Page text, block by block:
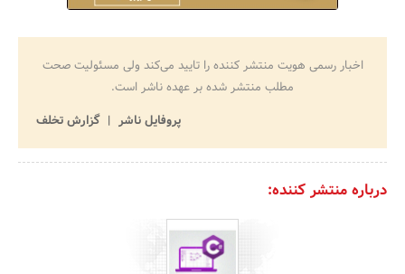
اخبار رسمی هویت منتشر کننده را تایید می‌کند ولی مسئولیت صحت
مطلب منتشر شده بر عهده ناشر است.
پروفایل ناشر
گزارش تخلف
درباره منتشر کننده: